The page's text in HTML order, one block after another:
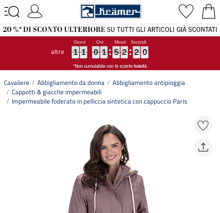
altre 1
1
1
1 1
1
1
1 0
0
0
0 1
1
1
1 5
5
5
5 2
2
2
2 2
2
2
2 0
0
0
0
Cavaliere Abbigliamento da donna
Abbigliamento antipioggia
Cappotti & giacche impermeabili
Impermeabile foderato in pelliccia sintetica con cappuccio Paris